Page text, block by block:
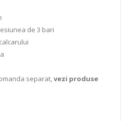
de 3 bari
separat,vezi produse